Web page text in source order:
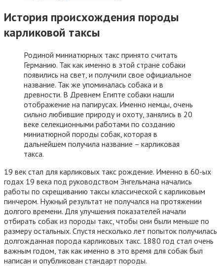
История происхождения породы
карликовой таксы
Родиной миниатюрных такс принято считать
Германию. Так как именно в этой стране собаки
появились на свет, и получили свое официальное
название. Так же упоминалась собака и в
древности. В Древнем Египте собаки нашли
отображение на папирусах. Именно немцы, очень
сильно любившие природу и охоту, занялись в 20
веке селекционными работами по созданию
миниатюрной породы собак, которая в
дальнейшем получила название – карликовая
такса.
19 век стал для карликовых такс рождение. Именно в 60-ых
годах 19 века под руководством Энгельмана начались
работы по скрещиванию таксы классической с карликовым
пинчером. Нужный результат не получался на протяжении
долгого времени. Для улучшения показателей начали
отбирать собак из породы такс, чтобы они были меньше по
размеру остальных. Спустя несколько лет попыток получилась
долгожданная порода карликовых такс. 1880 год стал очень
важным годом, так как именно в это время для собак был
написан и опубликован стандарт породы.